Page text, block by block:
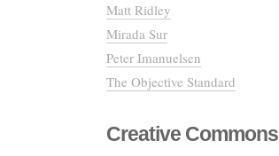
Matt Ridley
Mirada Sur
Peter Imanuelsen
The Objective Standard
Creative Commons